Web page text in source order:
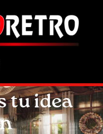
tu idea